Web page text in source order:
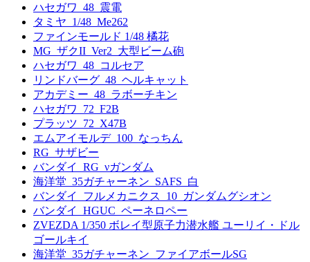
ハセガワ_48_震電
タミヤ_1/48_Me262
ファインモールド 1/48 橘花
MG_ザクII_Ver2_大型ビーム砲
ハセガワ_48_コルセア
リンドバーグ_48_ヘルキャット
アカデミー_48_ラボーチキン
ハセガワ_72_F2B
プラッツ_72_X47B
エムアイモルデ_100_なっちん
RG_サザビー
バンダイ_RG_νガンダム
海洋堂_35ガチャーネン_SAFS_白
バンダイ_フルメカニクス_10_ガンダムグシオン
バンダイ_HGUC_ペーネロペー
ZVEZDA 1/350 ボレイ型原子力潜水艦 ユーリイ・ドル
ゴールキイ
海洋堂_35ガチャーネン_ファイアボールSG